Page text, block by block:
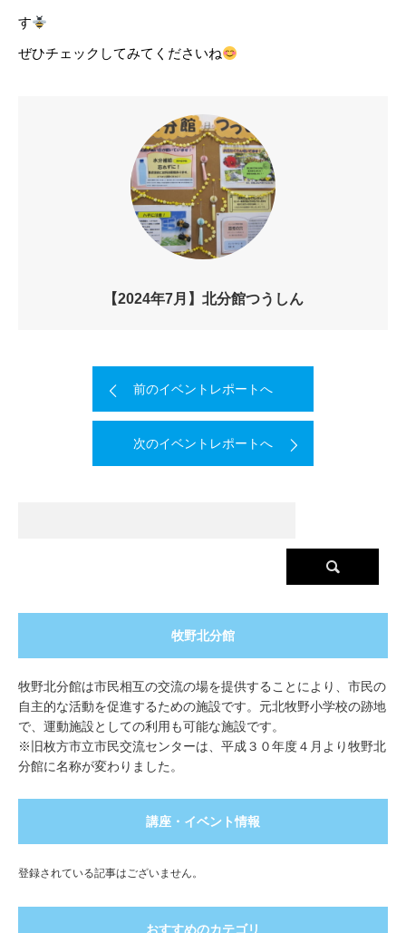
す
ぜひチェックしてみてくださいね
【2024年7月】北分館つうしん
前のイベントレポートへ
次のイベントレポートへ
牧野北分館
牧野北分館は市民相互の交流の場を提供することにより、市民の
自主的な活動を促進するための施設です。元北牧野小学校の跡地
で、運動施設としての利用も可能な施設です。
※旧枚方市立市民交流センターは、平成３０年度４月より牧野北
分館に名称が変わりました。
講座・イベント情報
登録されている記事はございません。
おすすめのカテゴリ